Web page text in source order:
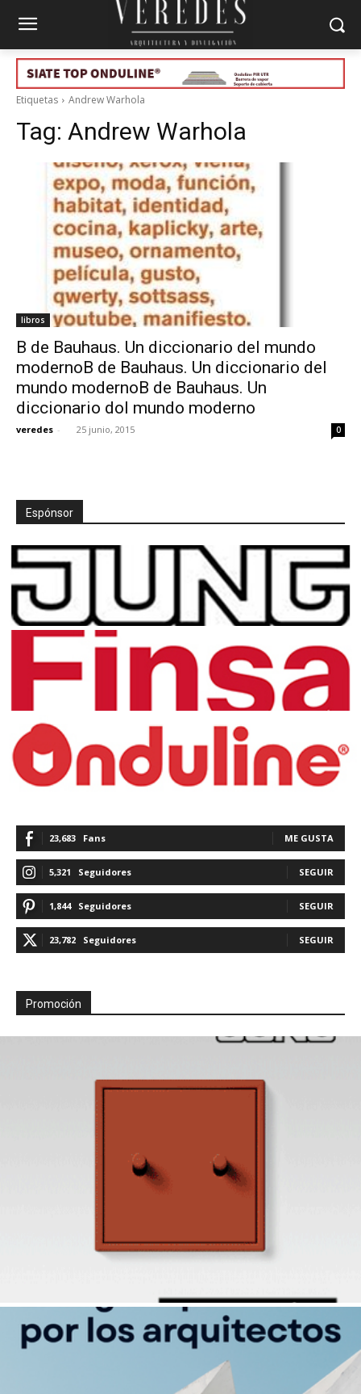
Etiquetas Andrew Warhola
Tag: Andrew Warhola
libros
B de Bauhaus. Un diccionario del mundo
modernoB de Bauhaus. Un diccionario del
mundo modernoB de Bauhaus. Un
diccionario dol mundo moderno
veredes - 25 junio, 2015 0
Espónsor
23,683 Fans ME GUSTA
5,321 Seguidores SEGUIR
1,844 Seguidores SEGUIR
23,782 Seguidores SEGUIR
Promoción